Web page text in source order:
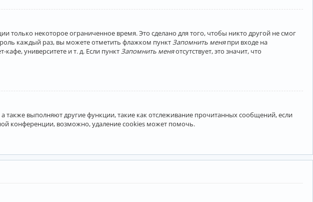
только некоторое ограниченное время. Это сделано для того, чтобы никто другой не смог
каждый раз, вы можете отметить флажком пункт Запомнить меняпри входе на
университете и т. д. Если пункт Запомнить меняотсутствует, это значит, что
также выполняют другие функции, такие как отслеживание прочитанных сообщений, если
конференции, возможно, удаление cookies может помочь.